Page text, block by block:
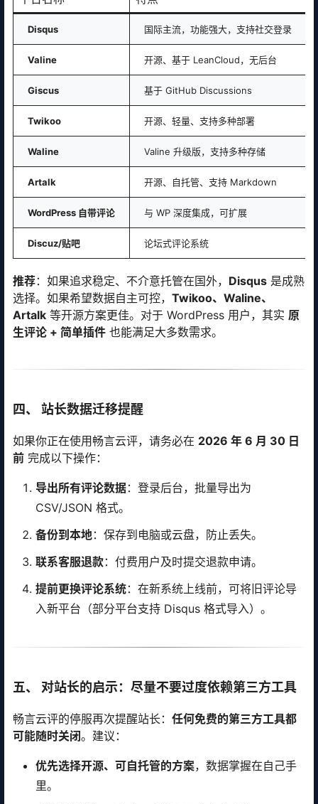
Disqus 国际主流，功能强大，支持社交登录
Valine 开源、基于 LeanCloud，无后台
Giscus 基于 GitHub Discussions
Twikoo 开源、轻量、支持多种部署
Waline Valine 升级版，支持多种存储
Artalk 开源、自托管、支持 Markdown
WordPress 自带评论 与 WP 深度集成，可扩展
Discuz/贴吧 论坛式评论系统
推荐：如果追求稳定、不介意托管在国外， Disqus 是成熟
选择。如果希望数据自主可控， Twikoo、Waline、
Artalk 等开源方案更佳。对于 WordPress 用户，其实 原
生评论 + 简单插件 也能满足大多数需求。
四、 站长数据迁移提醒
如果你正在使用畅言云评，请务必在 2026 年 6 月 30 日
前 完成以下操作：
导出所有评论数据：登录后台，批量导出为
CSV/JSON 格式。
备份到本地：保存到电脑或云盘，防止丢失。
联系客服退款：付费用户及时提交退款申请。
提前更换评论系统：在新系统上线前，可将旧评论导
入新平台（部分平台支持 Disqus 格式导入）。
五、 对站长的启示：尽量不要过度依赖第三方工具
畅言云评的停服再次提醒站长： 任何免费的第三方工具都
可能随时关闭。建议：
优先选择开源、可自托管的方案，数据掌握在自己手
里。